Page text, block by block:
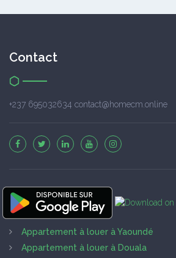
Contact
+237 695032634 contact@homecm.online
Appartement à louer à Yaoundé
Appartement à louer à Douala